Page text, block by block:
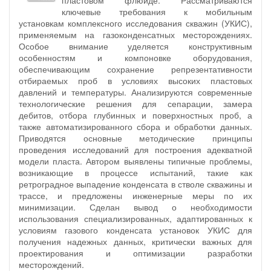
ключевые требования к мобильным
установкам комплексного исследования скважин (УКИС),
применяемым на газоконденсатных месторождениях.
Особое внимание уделяется конструктивным
особенностям и компоновке оборудования,
обеспечивающим сохранение репрезентативности
отбираемых проб в условиях высоких пластовых
давлений и температуры. Анализируются современные
технологические решения для сепарации, замера
дебитов, отбора глубинных и поверхностных проб, а
также автоматизированного сбора и обработки данных.
Приводятся основные методические принципы
проведения исследований для построения адекватной
модели пласта. Автором выявлены типичные проблемы,
возникающие в процессе испытаний, такие как
ретроградное выпадение конденсата в стволе скважины и
трассе, и предложены инженерные меры по их
минимизации. Сделан вывод о необходимости
использования специализированных, адаптированных к
условиям газового конденсата установок УКИС для
получения надежных данных, критически важных для
проектирования и оптимизации разработки
месторождений.